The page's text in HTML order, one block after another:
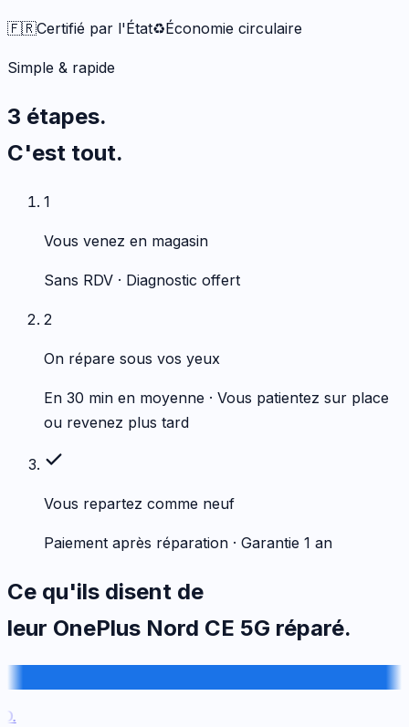
🇫🇷Certifié par l'État♻️Économie circulaire
Simple & rapide
3 étapes.
C'est tout.
1
Vous venez en magasin
Sans RDV · Diagnostic offert
2
On répare sous vos yeux
En 30 min en moyenne · Vous patientez sur place
ou revenez plus tard
Vous repartez comme neuf
Paiement après réparation · Garantie 1 an
Ce qu'ils disent de
leur OnePlus Nord CE 5G réparé.